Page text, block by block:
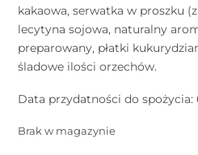
kakaowa, serwatka w proszku
lecytyna sojowa, naturalny
preparowany, płatki
śladowe ilości orzechów.
Data przydatności do spożycia:
Brak w magazynie